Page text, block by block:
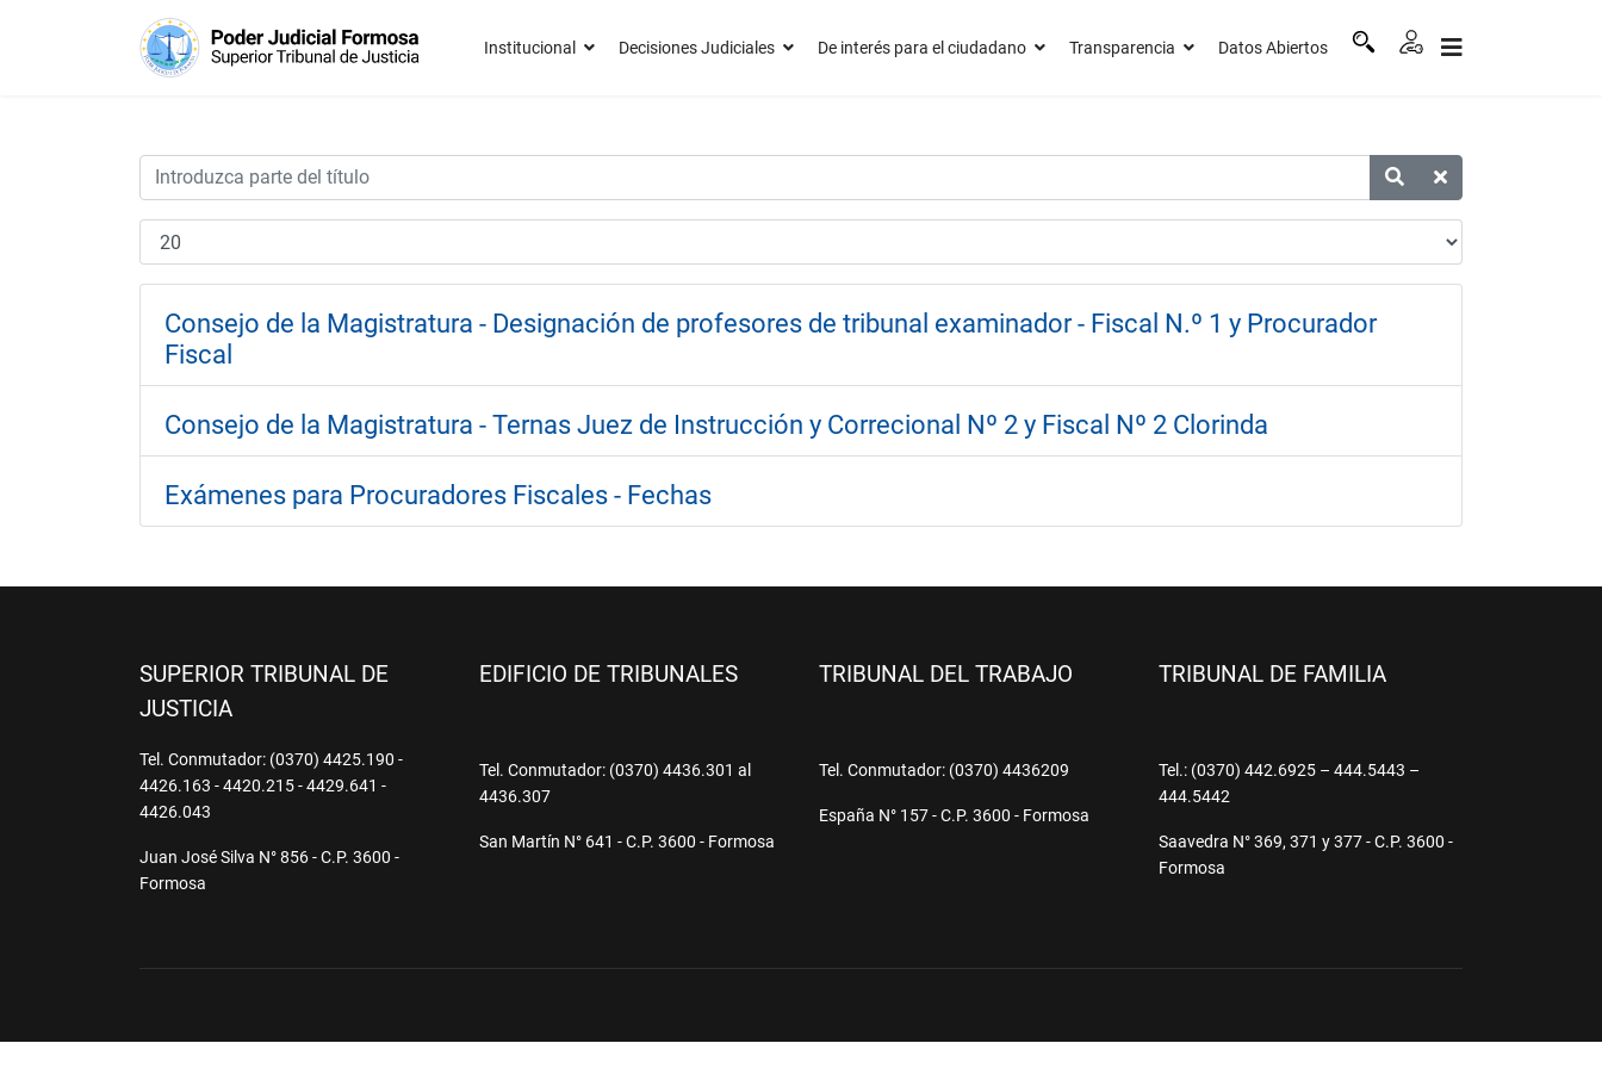
Institucional Decisiones Judiciales De interés para el ciudadano Transparencia Datos Abiertos
Consejo de la Magistratura - Designación de profesores de tribunal examinador - Fiscal N.º 1 y Procurador
Fiscal
Consejo de la Magistratura - Ternas Juez de Instrucción y Correcional Nº 2 y Fiscal Nº 2 Clorinda
Exámenes para Procuradores Fiscales - Fechas
SUPERIOR TRIBUNAL DE
JUSTICIA
Tel. Conmutador: (0370) 4425.190 -
4426.163 - 4420.215 - 4429.641 -
4426.043
Juan José Silva N° 856 - C.P. 3600 -
Formosa
EDIFICIO DE TRIBUNALES
Tel. Conmutador: (0370) 4436.301 al
4436.307
San Martín N° 641 - C.P. 3600 - Formosa
TRIBUNAL DEL TRABAJO
Tel. Conmutador: (0370) 4436209
España N° 157 - C.P. 3600 - Formosa
TRIBUNAL DE FAMILIA
Tel.: (0370) 442.6925 – 444.5443 –
444.5442
Saavedra N° 369, 371 y 377 - C.P. 3600 -
Formosa